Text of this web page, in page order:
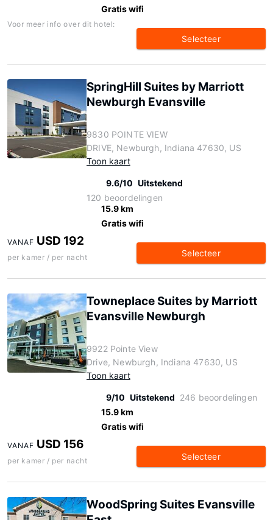
Gratis wifi
Voor meer info over dit hotel:
Selecteer
SpringHill Suites by Marriott
Newburgh Evansville
9830 POINTE VIEW
DRIVE, Newburgh, Indiana 47630, US
Toon kaart
9.6/10 Uitstekend
120 beoordelingen
15.9 km
Gratis wifi
VANAF USD 192
per kamer / per nacht Selecteer
Towneplace Suites by Marriott
Evansville Newburgh
9922 Pointe View
Drive, Newburgh, Indiana 47630, US
Toon kaart
9/10 Uitstekend 246 beoordelingen
15.9 km
Gratis wifi
VANAF USD 156
per kamer / per nacht Selecteer
WoodSpring Suites Evansville